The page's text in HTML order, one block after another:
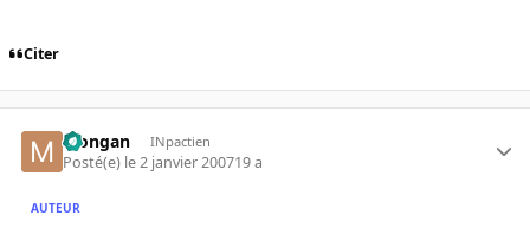
Citer
Mongan INpactien
Posté(e) le 2 janvier 200719 a
AUTEUR